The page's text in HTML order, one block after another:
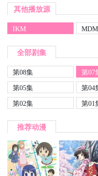
其他播放源
IKM MDM
全部剧集
第08集 第07
第05集
第04
第02集
第01
推荐动漫